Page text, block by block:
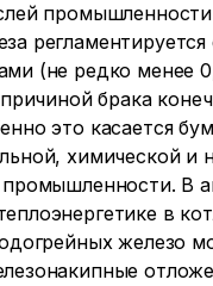
промышленности
(не редко менее
причиной брака
это касается
химической и
промышленности. В
в
железо